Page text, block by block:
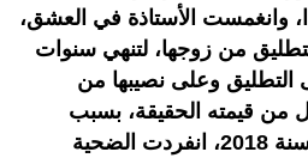
وانغمست الأستاذة في العشق،
من زوجها، لتنهي سنوات
وعلى نصيبها من
من قيمته الحقيقة، بسبب
استعجالها. ومنذ تطليقها سنة 2018، انفردت الضحية